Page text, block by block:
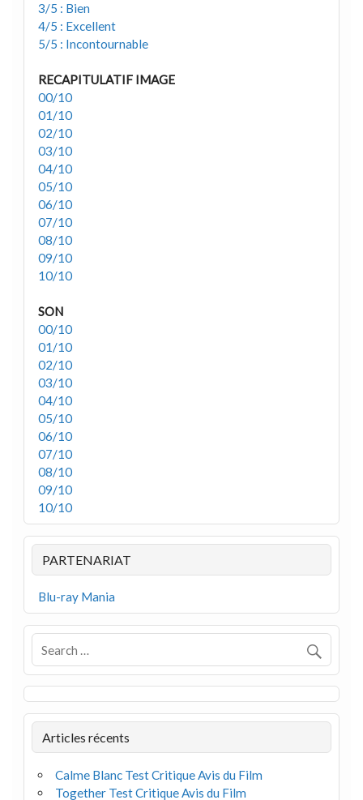
3/5 : Bien
4/5 : Excellent
5/5 : Incontournable
RECAPITULATIF IMAGE
00/10
01/10
02/10
03/10
04/10
05/10
06/10
07/10
08/10
09/10
10/10
SON
00/10
01/10
02/10
03/10
04/10
05/10
06/10
07/10
08/10
09/10
10/10
PARTENARIAT
Blu-ray Mania
Articles récents
Calme Blanc Test Critique Avis du Film
Together Test Critique Avis du Film